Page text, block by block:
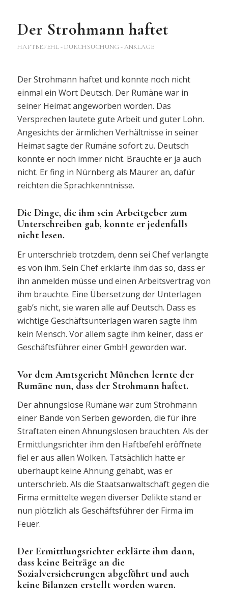
Der Strohmann haftet
HAFTBEFEHL - DURCHSUCHUNG - ANKLAGE
Der Strohmann haftet und konnte noch nicht
einmal ein Wort Deutsch. Der Rumäne war in
seiner Heimat angeworben worden. Das
Versprechen lautete gute Arbeit und guter Lohn.
Angesichts der ärmlichen Verhältnisse in seiner
Heimat sagte der Rumäne sofort zu. Deutsch
konnte er noch immer nicht. Brauchte er ja auch
nicht. Er fing in Nürnberg als Maurer an, dafür
reichten die Sprachkenntnisse.
Die Dinge, die ihm sein Arbeitgeber zum
Unterschreiben gab, konnte er jedenfalls
nicht lesen.
Er unterschrieb trotzdem, denn sei Chef verlangte
es von ihm. Sein Chef erklärte ihm das so, dass er
ihn anmelden müsse und einen Arbeitsvertrag von
ihm brauchte. Eine Übersetzung der Unterlagen
gab’s nicht, sie waren alle auf Deutsch. Dass es
wichtige Geschäftsunterlagen waren sagte ihm
kein Mensch. Vor allem sagte ihm keiner, dass er
Geschäftsführer einer GmbH geworden war.
Vor dem Amtsgericht München lernte der
Rumäne nun, dass der Strohmann haftet.
Der ahnungslose Rumäne war zum Strohmann
einer Bande von Serben geworden, die für ihre
Straftaten einen Ahnungslosen brauchten. Als der
Ermittlungsrichter ihm den Haftbefehl eröffnete
fiel er aus allen Wolken. Tatsächlich hatte er
überhaupt keine Ahnung gehabt, was er
unterschrieb. Als die Staatsanwaltschaft gegen die
Firma ermittelte wegen diverser Delikte stand er
nun plötzlich als Geschäftsführer der Firma im
Feuer.
Der Ermittlungsrichter erklärte ihm dann,
dass keine Beiträge an die
Sozialversicherungen abgeführt und auch
keine Bilanzen erstellt worden waren.